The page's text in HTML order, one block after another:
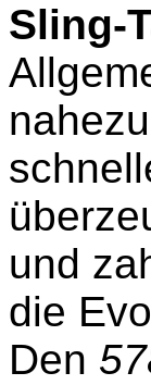
Sling-
und
die
Den